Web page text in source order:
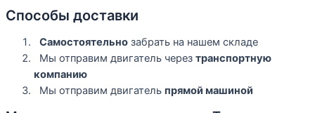
Способы доставки
Самостоятельно забрать на нашем складе
Мы отправим двигатель через транспортную
компанию
Мы отправим двигатель прямой машиной